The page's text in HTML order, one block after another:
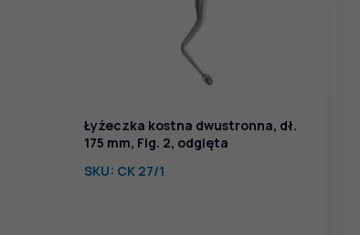
Łyżeczka kostna dwustronna, dł.
175 mm, Fig. 2, odgięta
SKU: CK 27/1